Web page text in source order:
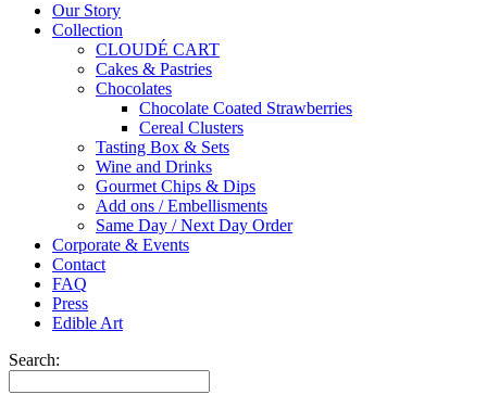
Our Story
Collection
CLOUDÉ CART
Cakes & Pastries
Chocolates
Chocolate Coated Strawberries
Cereal Clusters
Tasting Box & Sets
Wine and Drinks
Gourmet Chips & Dips
Add ons / Embellisments
Same Day / Next Day Order
Corporate & Events
Contact
FAQ
Press
Edible Art
Search: